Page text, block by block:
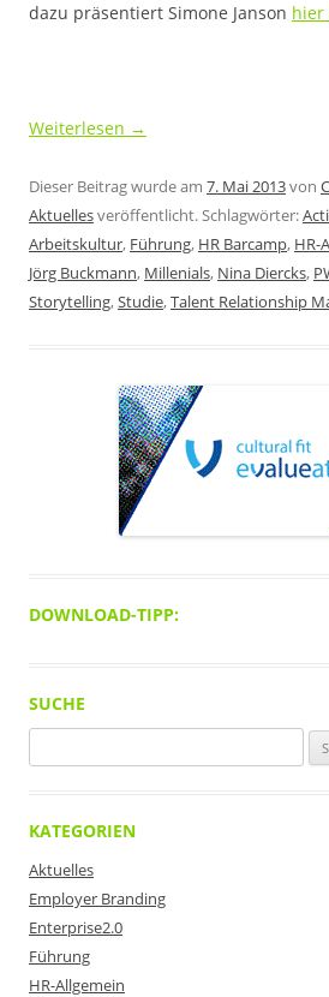
dazu präsentiert Simone Janson hier
Weiterlesen →
Dieser Beitrag wurde am 7. Mai 2013von
Aktuellesveröffentlicht. Schlagwörter:
Arbeitskultur, Führung, HR Barcamp, HR-
Jörg Buckmann, Millenials, Nina Diercks,
Storytelling,Studie,Talent Relationship
DOWNLOAD-TIPP:
SUCHE
nach:
KATEGORIEN
Aktuelles
Employer Branding
Enterprise2.0
Führung
HR-Allgemein